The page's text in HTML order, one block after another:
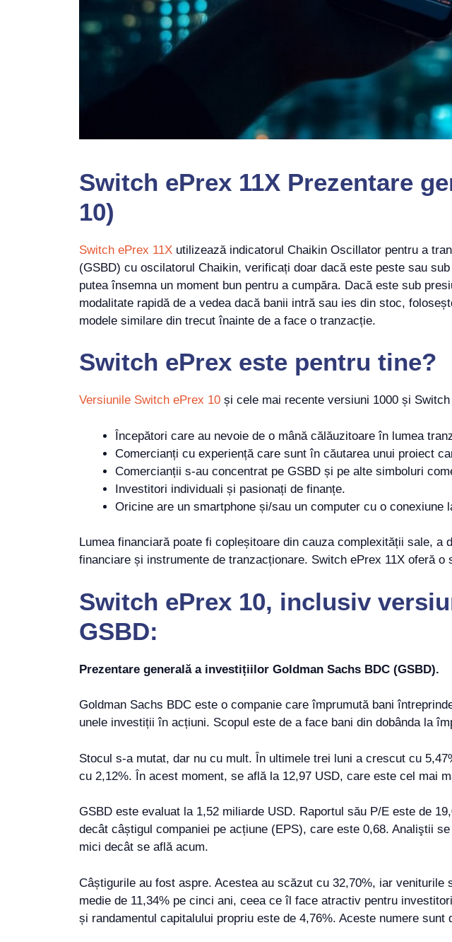
Switch ePrex 11X Prezentare
10)
Switch ePrex 11X utilizează indicatorul Chaikin Oscillator pentru a
(GSBD) cu oscilatorul Chaikin, verificați doar dacă este peste sau
putea însemna un moment bun pentru a cumpăra. Dacă este sub
modalitate rapidă de a vedea dacă banii intră sau ies din stoc,
modele similare din trecut înainte de a face o tranzacție.
Switch ePrex este pentru tine?
Versiunile Switch ePrex 10 și cele mai recente versiuni 1000 și
Începători care au nevoie de o mână călăuzitoare în lumea
Comercianți cu experiență care sunt în căutarea unui proiect
Comercianții s-au concentrat pe GSBD și pe alte simboluri
Investitori individuali și pasionați de finanțe.
Oricine are un smartphone și/sau un computer cu o conexiune
Lumea financiară poate fi copleșitoare din cauza complexității sale,
financiare și instrumente de tranzacționare. Switch ePrex 11X oferă
Switch ePrex 10, inclusiv
GSBD:
Prezentare generală a investițiilor Goldman Sachs BDC (GSBD).
Goldman Sachs BDC este o companie care împrumută bani
unele investiții în acțiuni. Scopul este de a face bani din dobânda la
Stocul s-a mutat, dar nu cu mult. În ultimele trei luni a crescut cu
cu 2,12%. În acest moment, se află la 12,97 USD, care este cel mai
GSBD este evaluat la 1,52 miliarde USD. Raportul său P/E este de
decât câștigul companiei pe acțiune (EPS), care este 0,68. Analiştii
mici decât se află acum.
Câștigurile au fost aspre. Acestea au scăzut cu 32,70%, iar
medie de 11,34% pe cinci ani, ceea ce îl face atractiv pentru
și randamentul capitalului propriu este de 4,76%. Aceste numere sunt